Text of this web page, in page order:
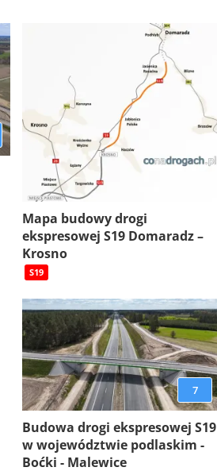
Mapa budowy drogi
ekspresowej S19 Domaradz –
Krosno
S19
7
Budowa drogi ekspresowej S19
w województwie podlaskim -
Boćki - Malewice